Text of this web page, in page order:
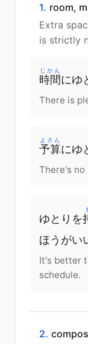
1. room,
Extra
is strictly
時間
じかん
にゆ
There is
予算
よさん
にゆ
There's no
ゆとりを
ほうがい
It's better
schedule.
2.